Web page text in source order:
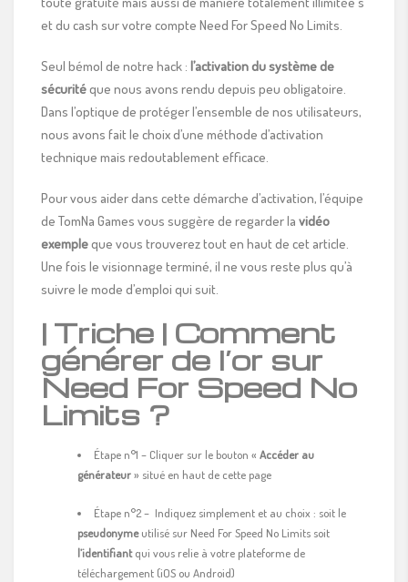
et du cash sur votre compte Need For Speed No Limits.
Seul bémol de notre hack : l’activation du système de
sécuritéque nous avons rendu depuis peu obligatoire.
Dans l’optique de protéger l’ensemble de nos utilisateurs,
nous avons fait le choix d’une méthode d’activation
technique mais redoutablement efficace.
Pour vous aider dans cette démarche d’activation, l’équipe
de TomNa Games vous suggère de regarder la vidéo
exempleque vous trouverez tout en haut de cet article.
Une fois le visionnage terminé, il ne vous reste plus qu’à
suivre le mode d’emploi qui suit.
| Triche | Comment
générer de l’or sur
Need For Speed No
Limits ?
Étape n°1 – Cliquer sur le bouton « Accéder au
générateur» situé en haut de cette page
Étape n°2 – Indiquez simplement et au choix : soit le
pseudonymeutilisé sur Need For Speed No Limits soit
l’identifiantqui vous relie à votre plateforme de
téléchargement (iOS ou Android)